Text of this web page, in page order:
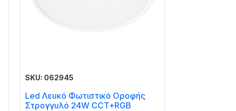
SKU: 062945
Led Λευκό Φωτιστικό Οροφής
Στρογγυλό 24W CCT+RGB